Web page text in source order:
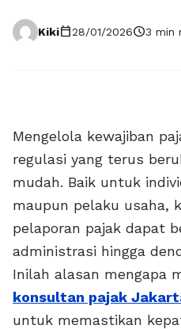
Kikicalendar_today28/01/2026schedule3 min
Mengelola kewajiban
regulasi yang terus
mudah. Baik untuk
maupun pelaku usaha,
pelaporan pajak dapat
administrasi hingga
Inilah alasan mengapa
konsultan pajak
untuk memastikan